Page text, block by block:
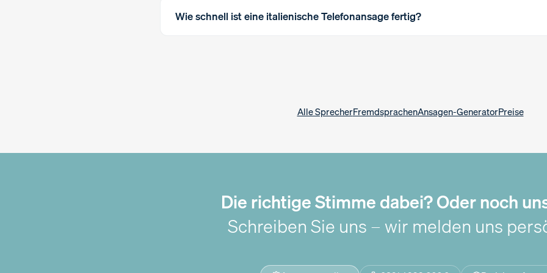
Wie schnell ist eine italienische Telefonansage fertig?
Alle SprecherFremdsprachenAnsagen-GeneratorPreise
Die richtige Stimme dabei? Oder noch
Schreiben Sie uns – wir melden uns